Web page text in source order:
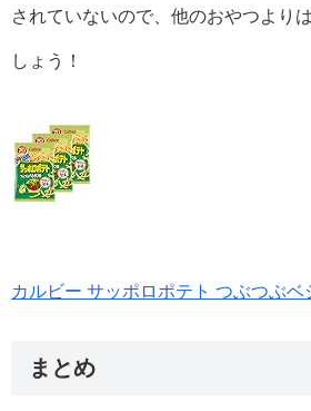
されていないので、他のおやつより
しょう！
カルビー サッポロポテト つぶつぶベ
まとめ